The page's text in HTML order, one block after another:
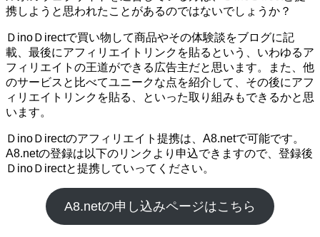
携しようと思われたことがあるのではないでしょうか？
ＤinoＤirectで買い物して商品やその体験談をブログに記
載、最後にアフィリエイトリンクを貼るという、いわゆるア
フィリエイトの王道ができる広告主だと思います。また、他
のサービスと比べてユニークな点を紹介して、その後にアフ
ィリエイトリンクを貼る、といった取り組みもできるかと思
います。
ＤinoＤirectのアフィリエイト提携は、A8.netで可能です。
A8.netの登録は以下のリンクより申込できますので、登録後
ＤinoＤirectと提携していってください。
A8.netの申し込みページはこちら